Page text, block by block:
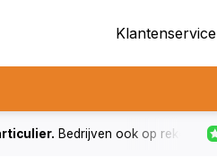
Klantenservice
Bedrijven ook op rekening